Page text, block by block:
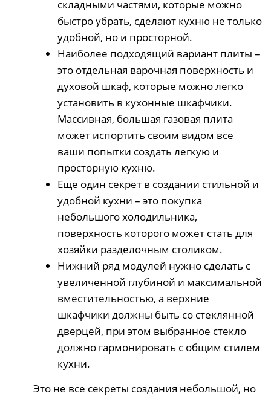
складными частями, которые можно
быстро убрать, сделают кухню не только
удобной, но и просторной.
Наиболее подходящий вариант плиты –
это отдельная варочная поверхность и
духовой шкаф, которые можно легко
установить в кухонные шкафчики.
Массивная, большая газовая плита
может испортить своим видом все
ваши попытки создать легкую и
просторную кухню.
Еще один секрет в создании стильной и
удобной кухни – это покупка
небольшого холодильника,
поверхность которого может стать для
хозяйки разделочным столиком.
Нижний ряд модулей нужно сделать с
увеличенной глубиной и максимальной
вместительностью, а верхние
шкафчики должны быть со стеклянной
дверцей, при этом выбранное стекло
должно гармонировать с общим стилем
кухни.
Это не все секреты создания небольшой, но